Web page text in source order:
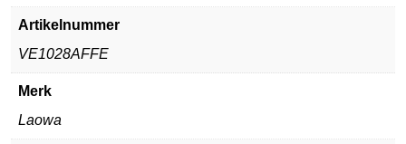
Artikelnummer
VE1028AFFE
Merk
Laowa